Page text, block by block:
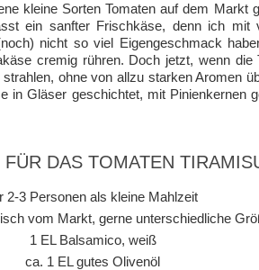
kleine Sorten Tomaten auf dem Markt
ein sanfter Frischkäse, denn ich mit
nicht so viel Eigengeschmack
cremig rühren. Doch jetzt, wenn die
ohne von allzu starken Aromen
in Gläser geschichtet, mit Pinienkernen
FÜR DAS TOMATEN
2-3 Personen als kleine Mahlzeit
vom Markt, gerne unterschiedliche
1 EL Balsamico, weiß
ca. 1 EL gutes Olivenöl